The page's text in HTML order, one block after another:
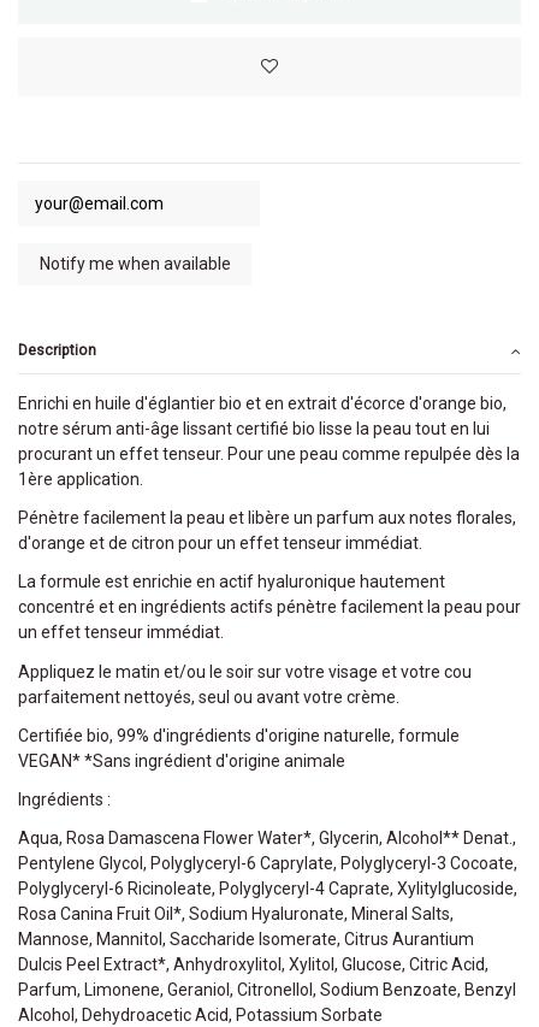
Description
Enrichi en huile d'églantier bio et en extrait d'écorce d'orange bio,
notre sérum anti-âge lissant certifié bio lisse la peau tout en lui
procurant un effet tenseur. Pour une peau comme repulpée dès la
1ère application.
Pénètre facilement la peau et libère un parfum aux notes florales,
d'orange et de citron pour un effet tenseur immédiat.
La formule est enrichie en actif hyaluronique hautement
concentré et en ingrédients actifs pénètre facilement la peau pour
un effet tenseur immédiat.
Appliquez le matin et/ou le soir sur votre visage et votre cou
parfaitement nettoyés, seul ou avant votre crème.
Certifiée bio, 99% d'ingrédients d'origine naturelle, formule
VEGAN* *Sans ingrédient d'origine animale
Ingrédients :
Aqua, Rosa Damascena Flower Water*, Glycerin, Alcohol** Denat.,
Pentylene Glycol, Polyglyceryl-6 Caprylate, Polyglyceryl-3 Cocoate,
Polyglyceryl-6 Ricinoleate, Polyglyceryl-4 Caprate, Xylitylglucoside,
Rosa Canina Fruit Oil*, Sodium Hyaluronate, Mineral Salts,
Mannose, Mannitol, Saccharide Isomerate, Citrus Aurantium
Dulcis Peel Extract*, Anhydroxylitol, Xylitol, Glucose, Citric Acid,
Parfum, Limonene, Geraniol, Citronellol, Sodium Benzoate, Benzyl
Alcohol, Dehydroacetic Acid, Potassium Sorbate